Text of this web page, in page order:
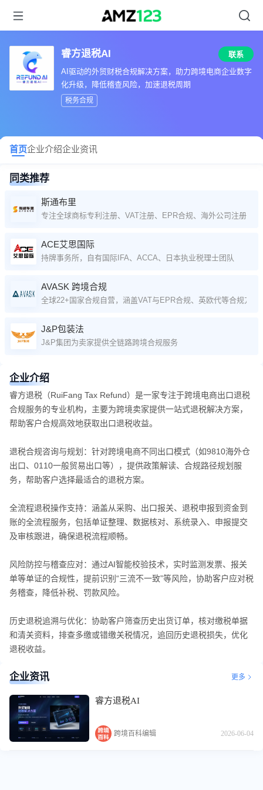
睿方退税AI
联系
AI驱动的外贸财税合规解决方案，助力跨境电商企业数字
化升级，降低稽查风险，加速退税周期
税务合规
首页企业介绍企业资讯
同类推荐
斯通布里
专注全球商标专利注册、VAT注册、EPR合规、海外公司注册等
ACE艾思国际
持牌事务所，自有国际IFA、ACCA、日本执业税理士团队
AVASK 跨境合规
全球22+国家合规自营，涵盖VAT与EPR合规、英欧代等合规方案
J&P包装法
J&P集团为卖家提供全链路跨境合规服务
企业介绍
睿方退税（RuiFang Tax Refund）是一家专注于跨境电商出口退税
合规服务的专业机构，主要为跨境卖家提供一站式退税解决方案，
帮助客户合规高效地获取出口退税收益。
退税合规咨询与规划：针对跨境电商不同出口模式（如9810海外仓
出口、0110一般贸易出口等），提供政策解读、合规路径规划服
务，帮助客户选择最适合的退税方案。
全流程退税操作支持：涵盖从采购、出口报关、退税申报到资金到
账的全流程服务，包括单证整理、数据核对、系统录入、申报提交
及审核跟进，确保退税流程顺畅。
风险防控与稽查应对：通过AI智能校验技术，实时监测发票、报关
单等单证的合规性，提前识别“三流不一致”等风险，协助客户应对税
务稽查，降低补税、罚款风险。
历史退税追溯与优化：协助客户筛查历史出货订单，核对缴税单据
和清关资料，排查多缴或错缴关税情况，追回历史退税损失，优化
退税收益。
企业资讯 更多
睿方退税AI
跨境百科编辑 2026-06-04